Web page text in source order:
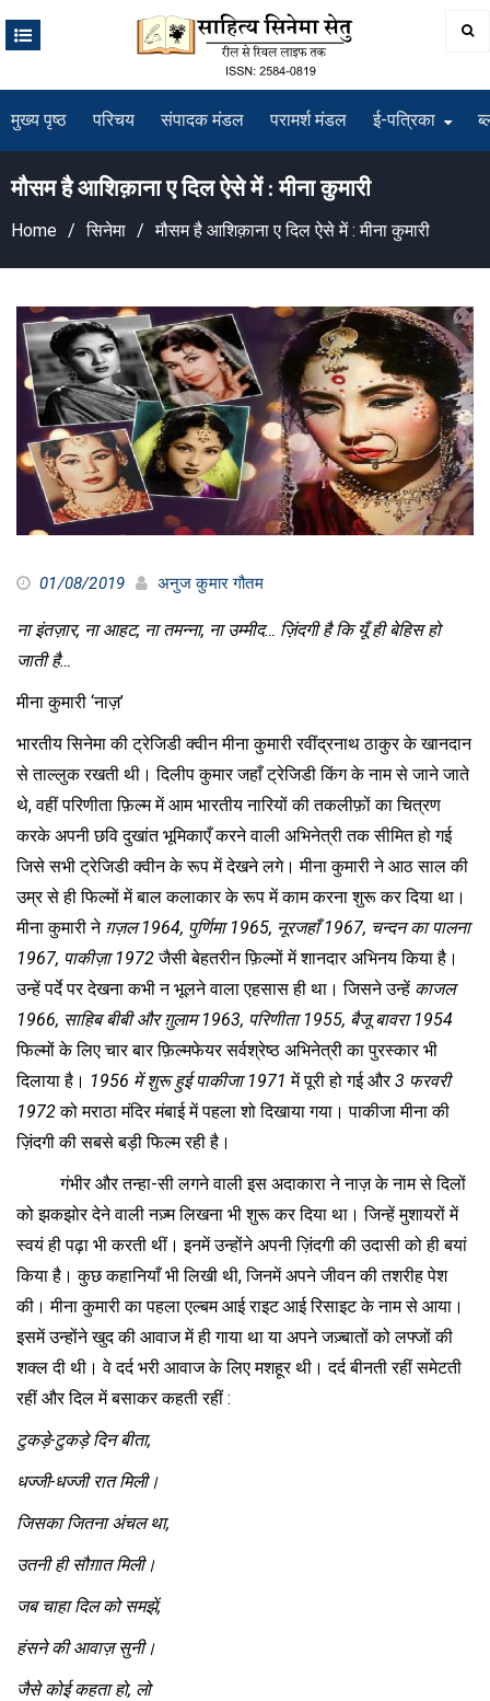
मुख्य पृष्ठ परिचय संपादक मंडल परामर्श मंडल ई-पत्रिका
मौसम है आशिक़ाना ए दिल ऐसे में : मीना कुमारी
Home सिनेमा मौसम है आशिक़ाना ए दिल ऐसे में : मीना कुमारी
01/08/2019 अनुज कुमार गौतम
ना इंतज़ार, ना आहट, ना तमन्ना, ना उम्मीद… ज़िंदगी है कि यूँ ही बेहिस हो
जाती है…
मीना कुमारी ‘नाज़’
भारतीय सिनेमा की ट्रेजिडी क्वीन मीना कुमारी रवींद्रनाथ ठाकुर के खानदान
से ताल्लुक रखती थी। दिलीप कुमार जहाँ ट्रेजिडी किंग के नाम से जाने जाते
थे, वहीं परिणीता फ़िल्म में आम भारतीय नारियों की तकलीफ़ों का चित्रण
करके अपनी छवि दुखांत भूमिकाएँ करने वाली अभिनेत्री तक सीमित हो गई
जिसे सभी ट्रेजिडी क्वीन के रूप में देखने लगे। मीना कुमारी ने आठ साल की
उम्र से ही फिल्मों में बाल कलाकार के रूप में काम करना शुरू कर दिया था।
मीना कुमारी ने ग़ज़ल 1964, पुर्णिमा 1965, नूरजहाँ 1967, चन्दन का पालना
1967, पाकीज़ा 1972जैसी बेहतरीन फ़िल्मों में शानदार अभिनय किया है।
उन्हें पर्दे पर देखना कभी न भूलने वाला एहसास ही था। जिसने उन्हें काजल
1966, साहिब बीबी और ग़ुलाम 1963, परिणीता 1955, बैजू बावरा 1954
फिल्मों के लिए चार बार फ़िल्मफेयर सर्वश्रेष्ठ अभिनेत्री का पुरस्कार भी
दिलाया है। 1956 में शुरू हुई पाकीजा 1971 में पूरी हो गई और3 फरवरी
1972को मराठा मंदिर मंबाई में पहला शो दिखाया गया। पाकीजा मीना की
ज़िंदगी की सबसे बड़ी फिल्म रही है।
गंभीर और तन्हा-सी लगने वाली इस अदाकारा ने नाज़ के नाम से दिलों
को झकझोर देने वाली नज़्म लिखना भी शुरू कर दिया था। जिन्हें मुशायरों में
स्वयं ही पढ़ा भी करती थीं। इनमें उन्होंने अपनी ज़िंदगी की उदासी को ही बयां
किया है। कुछ कहानियाँ भी लिखी थी, जिनमें अपने जीवन की तशरीह पेश
की। मीना कुमारी का पहला एल्बम आई राइट आई रिसाइट के नाम से आया।
इसमें उन्होंने खुद की आवाज में ही गाया था या अपने जज़्बातों को लफ्जों की
शक्ल दी थी। वे दर्द भरी आवाज के लिए मशहूर थी। दर्द बीनती रहीं समेटती
रहीं और दिल में बसाकर कहती रहीं :
टुकड़े-टुकड़े दिन बीता,
धज्जी-धज्जी रात मिली।
जिसका जितना अंचल था,
उतनी ही सौग़ात मिली।
जब चाहा दिल को समझें,
हंसने की आवाज़ सुनी।
जैसे कोई कहता हो, लो